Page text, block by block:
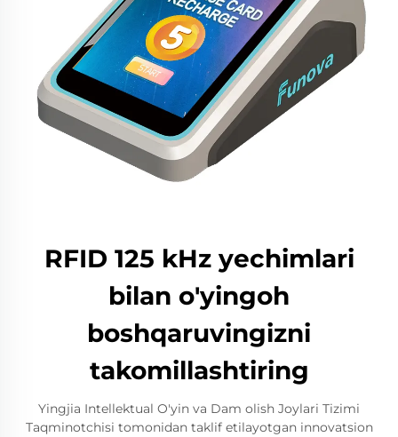
RFID 125 kHz yechimlari
bilan o'yingoh
boshqaruvingizni
takomillashtiring
Yingjia Intellektual O'yin va Dam olish Joylari Tizimi
Taqminotchisi tomonidan taklif etilayotgan innovatsion